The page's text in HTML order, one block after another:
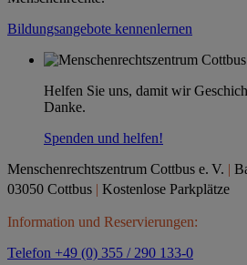
Bildungsangebote kennenlernen
Helfen Sie uns, damit wir
Danke.
Spenden und helfen!
Menschenrechtszentrum Cottbus e. V. |
03050 Cottbus | Kostenlose Parkplätze
Information und Reservierungen:
Telefon +49 (0) 355 / 290 133-0